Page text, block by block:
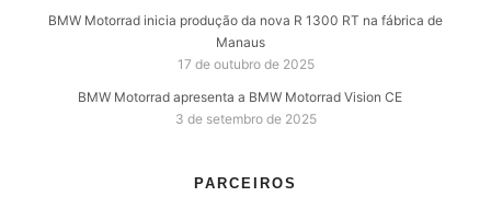
BMW Motorrad inicia produção da nova R 1300 RT na fábrica de
Manaus
17 de outubro de 2025
BMW Motorrad apresenta a BMW Motorrad Vision CE
3 de setembro de 2025
PARCEIROS